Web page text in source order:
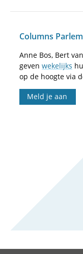
Columns
Anne Bos, Bert
geven wekelijks
op de hoogte via
Meld je aan